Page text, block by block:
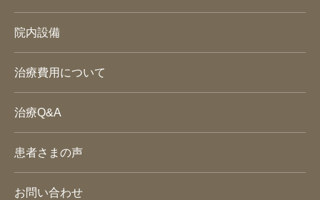
院内設備
治療費用について
治療Q&A
患者さまの声
お問い合わせ